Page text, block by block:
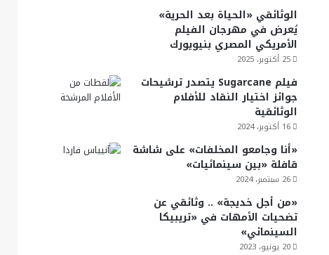
الوثائقي «الحياة بعد الحرية»
يُعرض في مهرجان الفيلم
الأمريكي المصري بنيويورك
25 أكتوبر، 2025
فيلم Sugarcane يتصدر ترشيحات
جوائز اختيار النقاد للأفلام
الوثائقية
16 أكتوبر، 2024
«أنا وجامعو المخلفات» على شاشة
قافلة «بين سينمائيات»
26 سبتمبر، 2024
«من أجل خديجة» .. وثائقي عن
تضحيات الأمهات في «تريبيكا
السينمائي»
20 يونيو، 2023